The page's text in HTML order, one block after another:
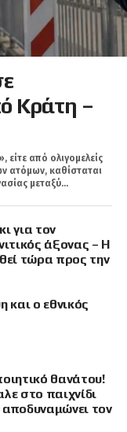
Κράτη –
από ολιγομελείς
ατόμων, καθίσταται
μεταξύ...
για τον
άξονας – Η
τώρα προς την
και ο εθνικός
θανάτου!
στο παιχνίδι
τον